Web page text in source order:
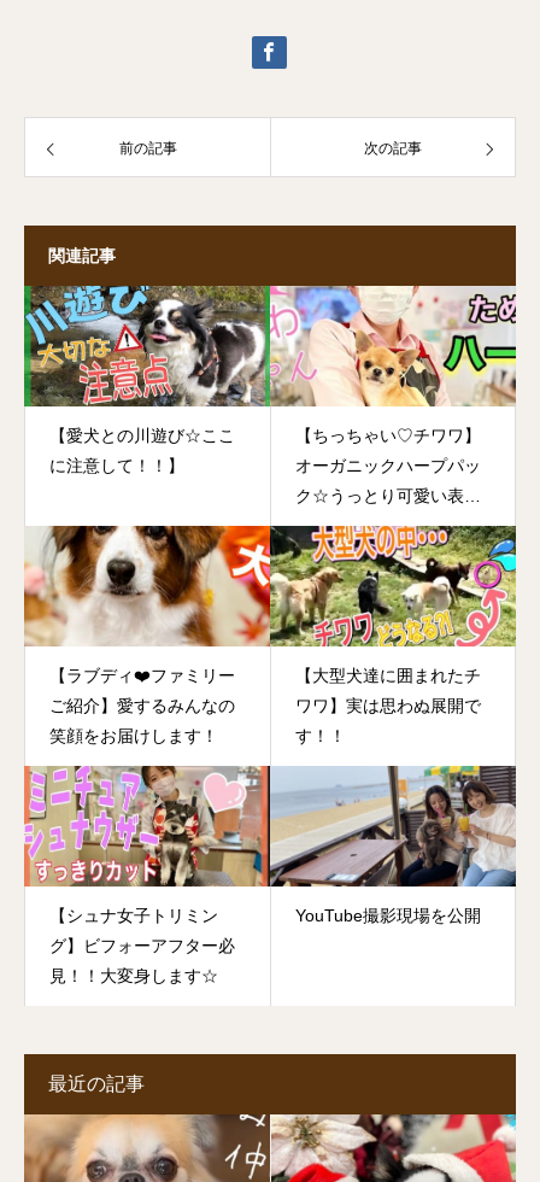
前の記事 次の記事
関連記事
【愛犬との川遊び☆ここ
に注意して！！】
【ちっちゃい♡チワワ】
オーガニックハープパッ
ク☆うっとり可愛い表情
に癒されます！
【ラブディ❤️ファミリー
ご紹介】愛するみんなの
笑顔をお届けします！
【大型犬達に囲まれたチ
ワワ】実は思わぬ展開で
す！！
【シュナ女子トリミン
グ】ビフォーアフター必
見！！大変身します☆
YouTube撮影現場を公開
最近の記事